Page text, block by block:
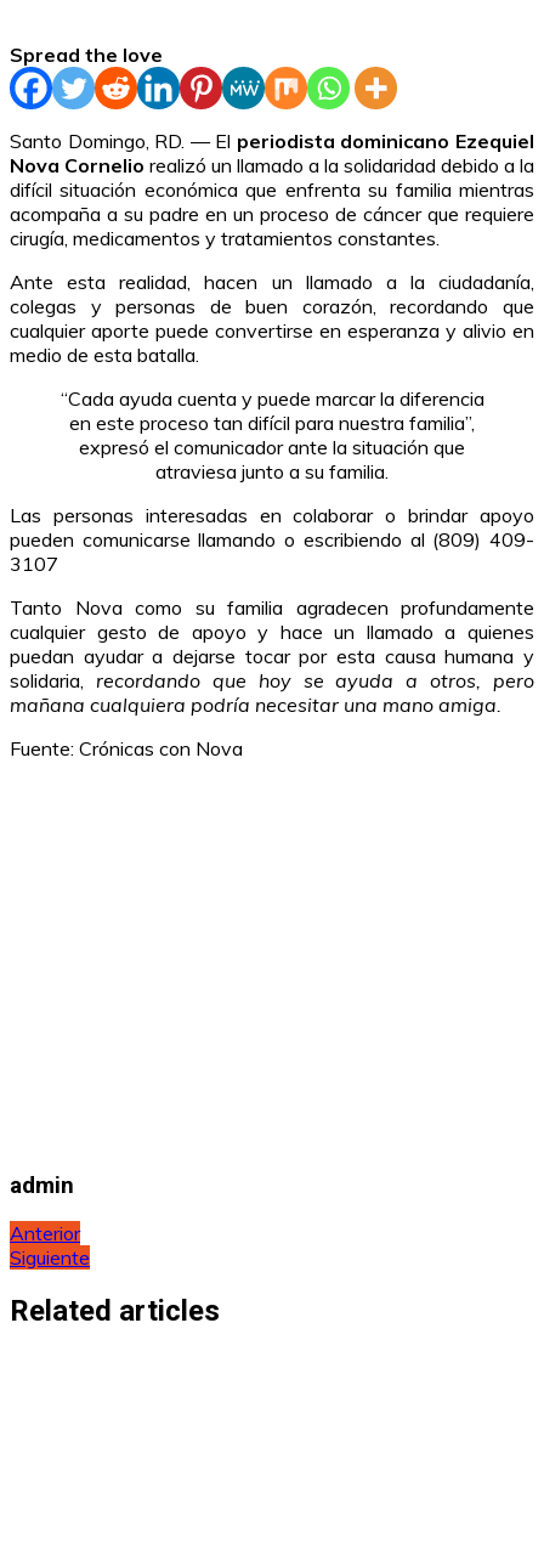
Spread the love
Santo Domingo, RD. — El periodista dominicano Ezequiel
Nova Cornelio realizó un llamado a la solidaridad debido a la
difícil situación económica que enfrenta su familia mientras
acompaña a su padre en un proceso de cáncer que requiere
cirugía, medicamentos y tratamientos constantes.
Ante esta realidad, hacen un llamado a la ciudadanía,
colegas y personas de buen corazón, recordando que
cualquier aporte puede convertirse en esperanza y alivio en
medio de esta batalla.
“Cada ayuda cuenta y puede marcar la diferencia
en este proceso tan difícil para nuestra familia”,
expresó el comunicador ante la situación que
atraviesa junto a su familia.
Las personas interesadas en colaborar o brindar apoyo
pueden comunicarse llamando o escribiendo al (809) 409-
3107
Tanto Nova como su familia agradecen profundamente
cualquier gesto de apoyo y hace un llamado a quienes
puedan ayudar a dejarse tocar por esta causa humana y
solidaria, recordando que hoy se ayuda a otros, pero
mañana cualquiera podría necesitar una mano amiga.
Fuente: Crónicas con Nova
admin
Navegación
de
entradas
Anterior
Siguiente
Related articles